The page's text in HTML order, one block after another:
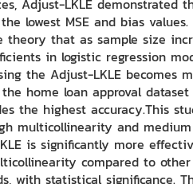
Adjust-LKLE demonstrated
lowest MSE and bias
that as sample size
in logistic regression
the Adjust-LKLE becomes
home loan approval
the highest accuracy.This
multicollinearity and
is significantly more
compared to
with statistical significance.